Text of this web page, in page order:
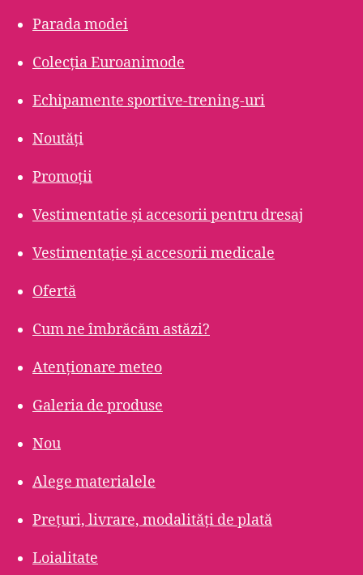
Parada modei
Colecția Euroanimode
Echipamente sportive-trening-uri
Noutăți
Promoții
Vestimentatie și accesorii pentru dresaj
Vestimentație și accesorii medicale
Ofertă
Cum ne îmbrăcăm astăzi?
Atenționare meteo
Galeria de produse
Nou
Alege materialele
Prețuri, livrare, modalități de plată
Loialitate